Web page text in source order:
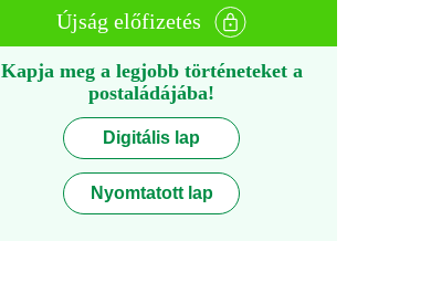
Újság előfizetés
Kapja meg a legjobb történeteket a
postaládájába!
Digitális lap
Nyomtatott lap